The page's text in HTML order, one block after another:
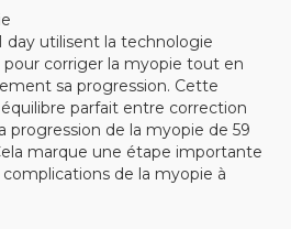
day utilisent la technologie
corriger la myopie tout en
sa progression. Cette
parfait entre correction
progression de la myopie de 59
marque une étape importante
de la myopie à